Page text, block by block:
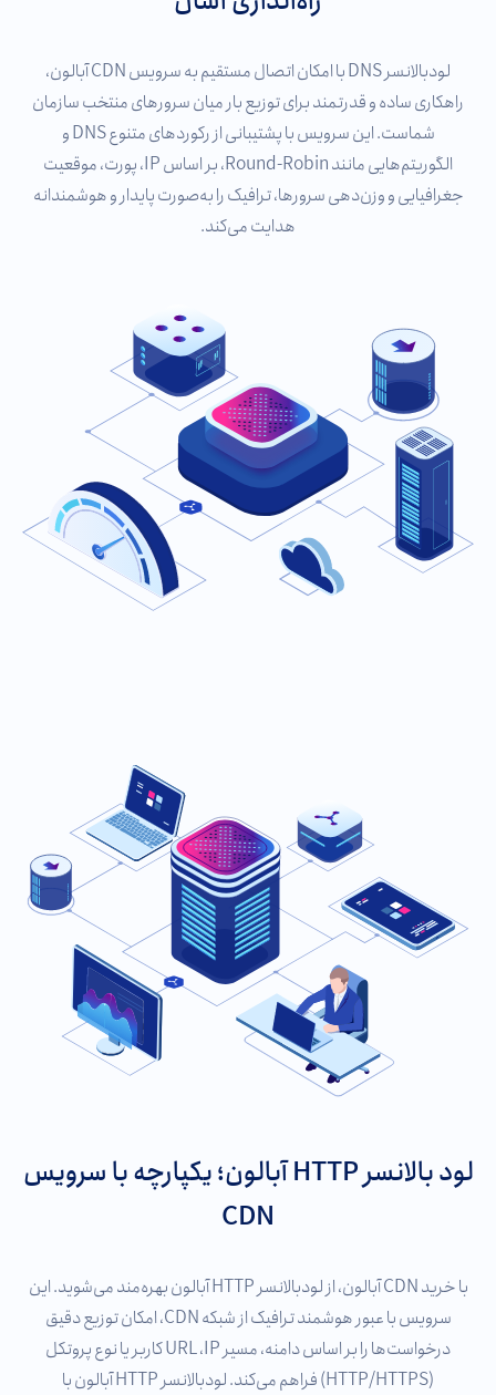
لودبالانسر DNS با امکان اتصال مستقیم به سرویس CDN آبالون،
راهکاری ساده و قدرتمند برای توزیع بار میان سرورهای منتخب سازمان
شماست. این سرویس با پشتیبانی از رکوردهای متنوع DNS و
الگوریتم‌هایی مانند Round-Robin، بر اساس IP، پورت، موقعیت
جغرافیایی و وزن‌دهی سرورها، ترافیک را به‌صورت پایدار و هوشمندانه
هدایت می‌کند.
لود بالانسر HTTP آبالون؛ یکپارچه با سرویس
CDN
با خرید CDN آبالون، از لودبالانسر HTTP آبالون بهره‌مند می‌شوید. این
سرویس با عبور هوشمند ترافیک از شبکه CDN، امکان توزیع دقیق
درخواست‌ها را بر اساس دامنه، مسیر URL ،IP کاربر یا نوع پروتکل
(HTTP/HTTPS) فراهم می‌کند. لودبالانسر HTTP آبالون با